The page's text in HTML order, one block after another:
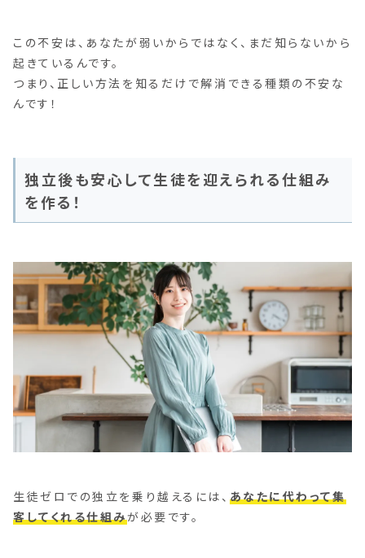
この不安は、あなたが弱いからではなく、まだ知らないから
起きているんです。
つまり、正しい方法を知るだけで解消できる種類の不安な
んです！
独立後も安心して生徒を迎えられる仕組み
を作る！
生徒ゼロでの独立を乗り越えるには、 あなたに代わって集
客してくれる仕組みが必要です。